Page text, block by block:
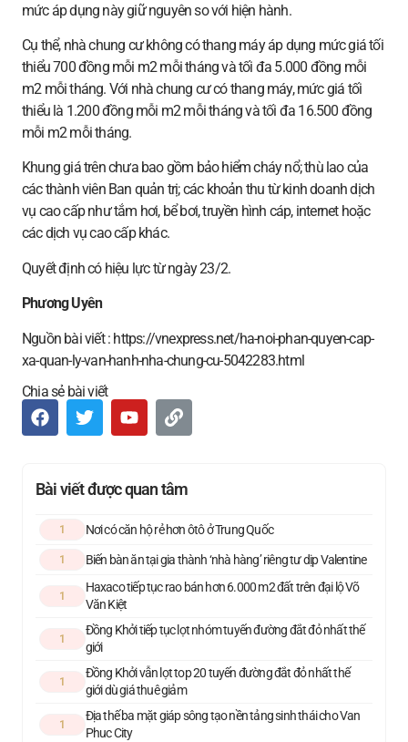
mức áp dụng này giữ nguyên so với hiện hành.
Cụ thể, nhà chung cư không có thang máy áp dụng mức giá tối
thiểu 700 đồng mỗi m2 mỗi tháng và tối đa 5.000 đồng mỗi
m2 mỗi tháng. Với nhà chung cư có thang máy, mức giá tối
thiểu là 1.200 đồng mỗi m2 mỗi tháng và tối đa 16.500 đồng
mỗi m2 mỗi tháng.
Khung giá trên chưa bao gồm bảo hiểm cháy nổ; thù lao của
các thành viên Ban quản trị; các khoản thu từ kinh doanh dịch
vụ cao cấp như tắm hơi, bể bơi, truyền hình cáp, internet hoặc
các dịch vụ cao cấp khác.
Quyết định có hiệu lực từ ngày 23/2.
Phương Uyên
Nguồn bài viết : https://vnexpress.net/ha-noi-phan-quyen-cap-
xa-quan-ly-van-hanh-nha-chung-cu-5042283.html
Chia sẻ bài viết
Bài viết được quan tâm
1 Nơi có căn hộ rẻ hơn ôtô ở Trung Quốc
1 Biến bàn ăn tại gia thành ‘nhà hàng’ riêng tư dịp Valentine
1
Haxaco tiếp tục rao bán hơn 6.000 m2 đất trên đại lộ Võ
Văn Kiệt
1
Đồng Khởi tiếp tục lọt nhóm tuyến đường đắt đỏ nhất thế
giới
1
Đồng Khởi vẫn lọt top 20 tuyến đường đắt đỏ nhất thế
giới dù giá thuê giảm
1
Địa thế ba mặt giáp sông tạo nền tảng sinh thái cho Van
Phuc City